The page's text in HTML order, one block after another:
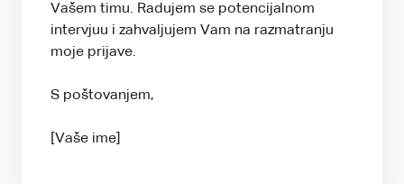
Vašem timu. Radujem se potencijalnom
intervjuu i zahvaljujem Vam na razmatranju
moje prijave.
S poštovanjem,
[Vaše ime]